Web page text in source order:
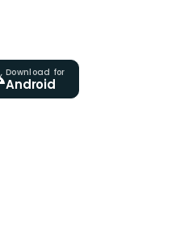
Download for
Android